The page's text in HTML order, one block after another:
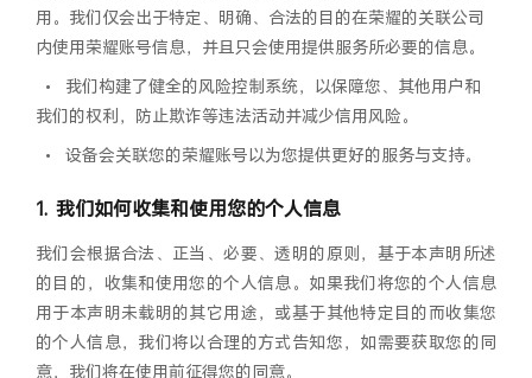
用。我们仅会出于特定、明确、合法的目的在荣耀的关联公司
内使用荣耀账号信息，并且只会使用提供服务所必要的信息。
•
我们构建了健全的风险控制系统，以保障您、其他用户和
我们的权利，防止欺诈等违法活动并减少信用风险。
•
设备会关联您的荣耀账号以为您提供更好的服务与支持。
我们如何收集和使用您的个人信息
我们会根据合法、正当、必要、透明的原则，基于本声明所述
的目的，收集和使用您的个人信息。如果我们将您的个人信息
用于本声明未载明的其它用途，或基于其他特定目的而收集您
的个人信息，我们将以合理的方式告知您，如需要获取您的同
意，我们将在使用前征得您的同意。